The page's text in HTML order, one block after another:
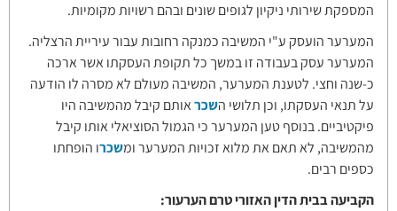
המספקת שירותי ניקיון לגופים שונים ובהם רשויות מקומיות.
המערער הועסק ע"י המשיבה כמנקה רחובות עבור עיריית הרצליה.
המערער עסק בעבודה זו במשך כל תקופת העסקתו אשר ארכה
כ-שנה וחצי. לטענת המערער, המשיבה מעולם לא מסרה לו הודעה
על תנאי העסקתו, וכן תלושי ה שכראותם קיבל מהמשיבה היו
פיקטיביים. בנוסף טען המערער כי הגמול הסוציאלי אותו קיבל
מהמשיבה, לא תאם את מלוא זכויות המערער ומשכרו הופחתו
כספים רבים.
הקביעה בבית הדין האזורי טרם הערעור: